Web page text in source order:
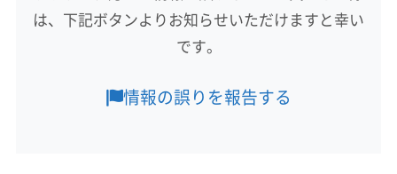
板野郡北島町
板野郡藍住町
美馬郡つるぎ町
名西郡石井町
もっと見る
8:00〜21:00
は、下記ボタンよりお知らせいただけますと幸い
です。
情報の誤りを報告する